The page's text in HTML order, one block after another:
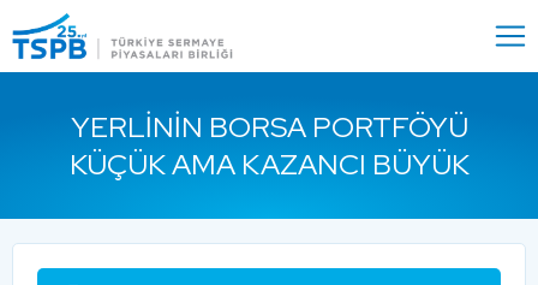
Close
YERLININ BORSA PORTFÖYÜ
KÜÇÜK AMA KAZANCI BÜYÜK